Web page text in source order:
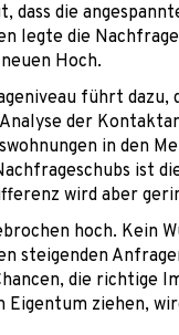
die
legte die
Hoch.
führt dazu,
der
in den
ist
wird aber
hoch. Kein
steigenden
die richtige
Eigentum ziehen,